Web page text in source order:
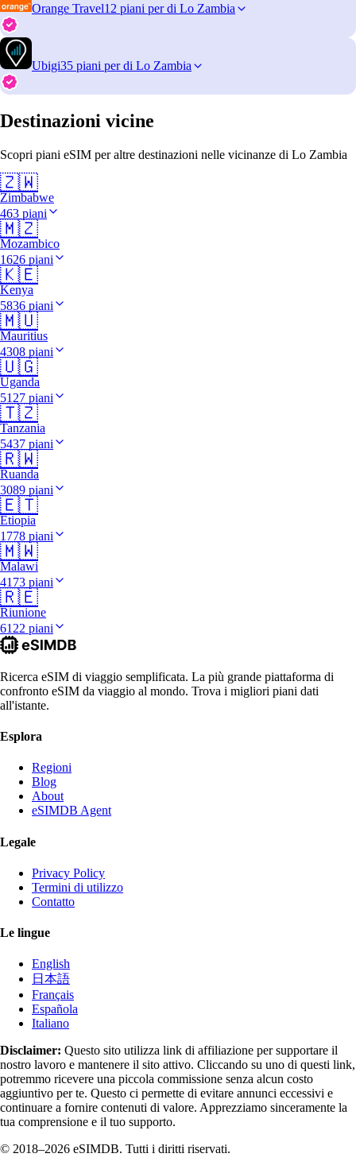
Orange Travel12 piani per di Lo Zambia
Ubigi35 piani per di Lo Zambia
Destinazioni vicine
Scopri piani eSIM per altre destinazioni nelle vicinanze di Lo Zambia
🇿🇼
Zimbabwe
463 piani
🇲🇿
Mozambico
1626 piani
🇰🇪
Kenya
5836 piani
🇲🇺
Mauritius
4308 piani
🇺🇬
Uganda
5127 piani
🇹🇿
Tanzania
5437 piani
🇷🇼
Ruanda
3089 piani
🇪🇹
Etiopia
1778 piani
🇲🇼
Malawi
4173 piani
🇷🇪
Riunione
6122 piani
Ricerca eSIM di viaggio semplificata. La più grande piattaforma di
confronto eSIM da viaggio al mondo. Trova i migliori piani dati
all'istante.
Esplora
Regioni
Blog
About
eSIMDB Agent
Legale
Privacy Policy
Termini di utilizzo
Contatto
Le lingue
English
日本語
Français
Española
Italiano
Disclaimer: Questo sito utilizza link di affiliazione per supportare il
nostro lavoro e mantenere il sito attivo. Cliccando su uno di questi link,
potremmo ricevere una piccola commissione senza alcun costo
aggiuntivo per te. Questo ci permette di evitare annunci eccessivi e
continuare a fornire contenuti di valore. Apprezziamo sinceramente la
tua comprensione e il tuo supporto.
© 2018–2026 eSIMDB. Tutti i diritti riservati.